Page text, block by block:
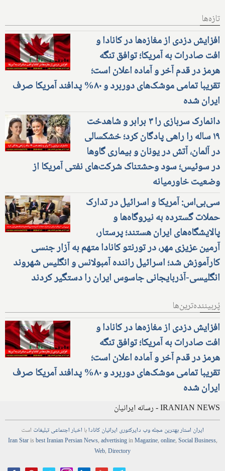
تازه‌ها
افزایش دزدی از مغازه‌ها در کانادا و
افت صادرات به آمریکا؛ توافق تنگه
هرمز در قدم آخر و آماده اعلان است؛
تقریبا تمامی موشک‌های دوربرد و ۸۰% پدافند آمریکا صرف
ایران شده
دانمارک سربازی را ۳ برابر و شاهدخت
۱۹ ساله را راهی پادگان کرد؛ خشکسالی
در آلمان، آتش در یونان و بیماری گاوها
در سوئیس؛ سود وحشتناک شرکت‌های نفتی آمریکا از
وضعیت خاورمیانه
سی‌بی‌اس: آمریکا و اسرائیل در تدارک
حملات گسترده به نیروگاه‌ها و
پالایشگاه‌های ایران هستند؛ پرستار،
آرمین عزیزی مهر، در تورنتو کانادا متهم به آزار جنسی
کارآموزش شد؛ اسرائیل راننده آمبولانس و انگلیس شهروند
انگلیسی-آذربایجانی جاسوس ایران را دستگیر کردند
پُربیننده‌ترین‌ها
افزایش دزدی از مغازه‌ها در کانادا و
افت صادرات به آمریکا؛ توافق تنگه
هرمز در قدم آخر و آماده اعلان است؛
تقریبا تمامی موشک‌های دوربرد و ۸۰% پدافند آمریکا صرف
ایران شده
IRANIAN NEWS - رسانه ایرانیان
ایران استاربهترین مجلهوب دایرکتوری ایرانیان کانادابا اخباراجتماعیتبلیغات است
Iran Starisbest Iranian PersianNews,advertisinginMagazine,online,Social Business,
Web,Directory